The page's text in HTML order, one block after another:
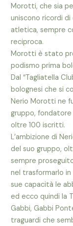
Morotti, che sia
uniscono ricordi
atletica, sempre
reciproca.
Morotti è stato
podismo prima
Dal “Tagliatella
bolognesi che si
Nerio Morotti ne
gruppo,
oltre 100 iscritti.
L’ambizione di
del suo gruppo,
sempre
nel trasformarlo
sue capacità le
ed ecco quindi la
Gabbi, Gabbi
traguardi che